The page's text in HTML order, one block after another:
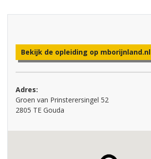
Bekijk de opleiding op mborijnland.nl
Adres:
Groen van Prinsterersingel 52
2805 TE Gouda